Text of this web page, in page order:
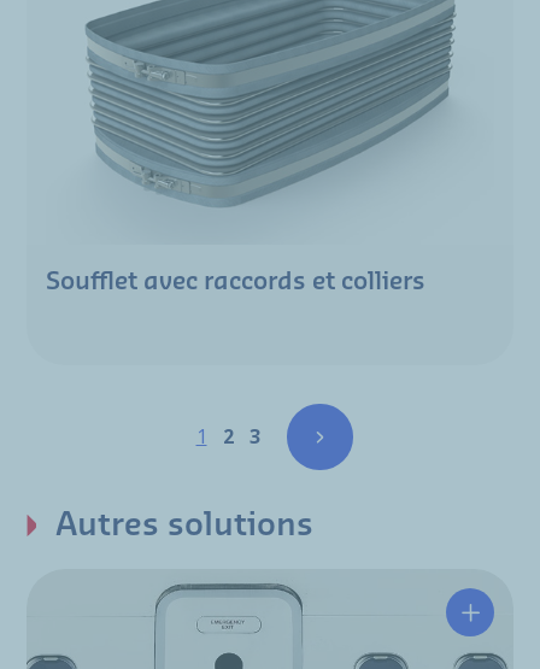
Soufflet avec raccords et colliers
Page
1 Page
2 Page
3
Autres solutions